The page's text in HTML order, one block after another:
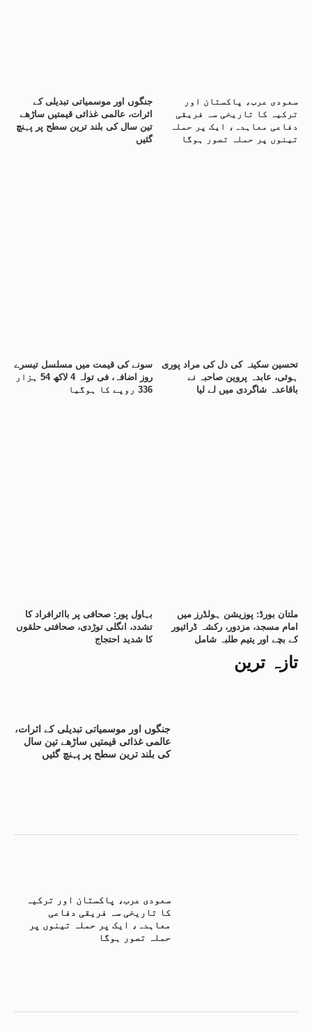
تازہ ترین
جنگوں اور موسمیاتی تبدیلی کے اثرات،
عالمی غذائی قیمتیں ساڑھے تین سال
کی بلند ترین سطح پر پہنچ گئیں
سعودی عرب، پاکستان اور ترکیہ
کا تاریخی سہ فریقی دفاعی
معاہدہ، ایک پر حملہ تینوں پر
حملہ تصور ہوگا
جنگوں اور موسمیاتی تبدیلی کے
اثرات، عالمی غذائی قیمتیں ساڑھے
تین سال کی بلند ترین سطح پر پہنچ
گئیں
سعودی عرب، پاکستان اور
ترکیہ کا تاریخی سہ فریقی
دفاعی معاہدہ، ایک پر حملہ
تینوں پر حملہ تصور ہوگا
سونے کی قیمت میں مسلسل تیسرے
روز اضافہ، فی تولہ 4 لاکھ 54 ہزار
336 روپے کا ہوگیا
تحسین سکینہ کی دل کی مراد پوری
ہوئی، عابدہ پروین صاحبہ نے
باقاعدہ شاگردی میں لے لیا
بہاول پور: صحافی پر بااثرافراد کا
تشدد، انگلی توڑدی، صحافتی حلقوں
کا شدید احتجاج
ملتان بورڈ: پوزیشن ہولڈرز میں
امام مسجد، مزدور، رکشہ ڈرائیور
کے بچے اور یتیم طلبہ شامل